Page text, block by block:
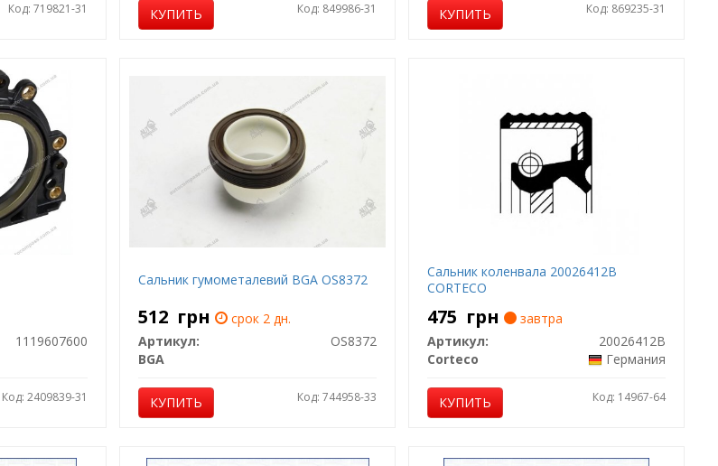
Код: 719821-31 КУПИТЬ Код: 849986-31 КУПИТЬ Код: 869235-31
1119607600
Код: 2409839-31
Сальник гумометалевий BGA OS8372
512 грн
срок 2 дн.
Артикул:
OS8372
BGA
КУПИТЬ Код: 744958-33
Сальник коленвала 20026412B
CORTECO
475 грн
завтра
Артикул:
20026412B
Corteco
Германия
КУПИТЬ Код: 14967-64